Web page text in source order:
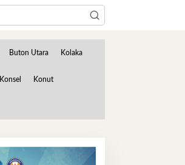
Buton Utara Kolaka
Konsel Konut